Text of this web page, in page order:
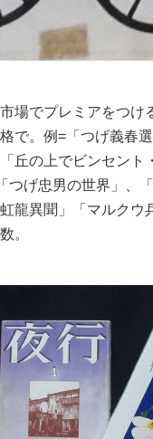
場でプレミアをつけ
で。例=「つげ義春
「丘の上でビンセント
つげ忠男の世界」、
龍異聞」「マルクウ
。